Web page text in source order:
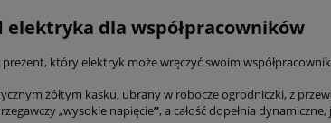
elektryka dla współpracowników
który elektryk może wręczyć swoim
żółtym kasku, ubrany w robocze ogrodniczki, z
„wysokie napięcie”, a całość dopełnia